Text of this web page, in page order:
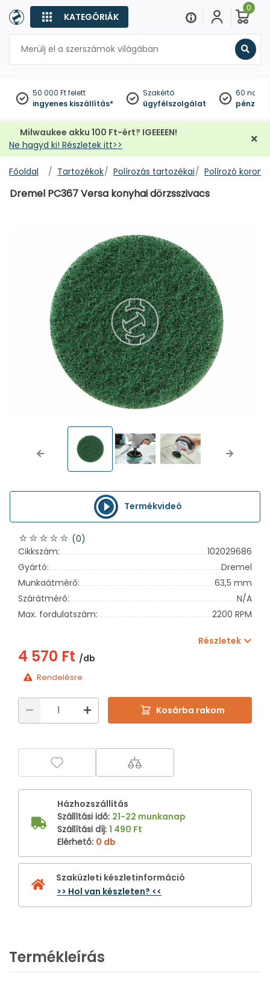
KATEGÓRIÁK
0
50 000 Ft felett
ingyenes kiszállítás*
Szakértő
ügyfélszolgálat
60
Milwaukee akku 100 Ft-ért? IGEEEEN!
Ne hagyd ki! Részletek itt>>
Főoldal Tartozékok Polírozás tartozékai Polírozó
Dremel PC367 Versa konyhai dörzsszivacs
Termékvideó
Previous Next
(0)
Cikkszám:
102029686
Gyártó:
Dremel
Munkaátmérő:
63,5 mm
Szárátmérő:
N/A
Max. fordulatszám:
2200 RPM
Részletek
4 570 Ft /db
Rendelésre
Kosárba rakom
Házhozszállítás
Szállítási idő: 21-22 munkanap
Szállítási díj: 1 490 Ft
Elérhető: 0 db
Szaküzleti készletinformáció
>> Hol van készleten? <<
Termékleírás